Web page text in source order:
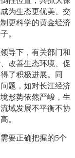
为生态更优美、交
更科学的黄金经济
。
导下，有关部门和
改善生态环境、促
了积极进展。同
题，如对长江经济
形势依然严峻，生
域发展不平衡不协
。
要正确把握的5个